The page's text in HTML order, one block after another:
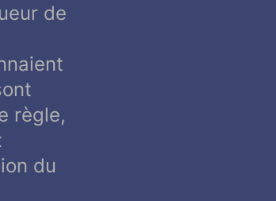
de
règle,
du